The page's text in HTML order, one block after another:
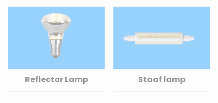
Reflector Lamp Staaf lamp